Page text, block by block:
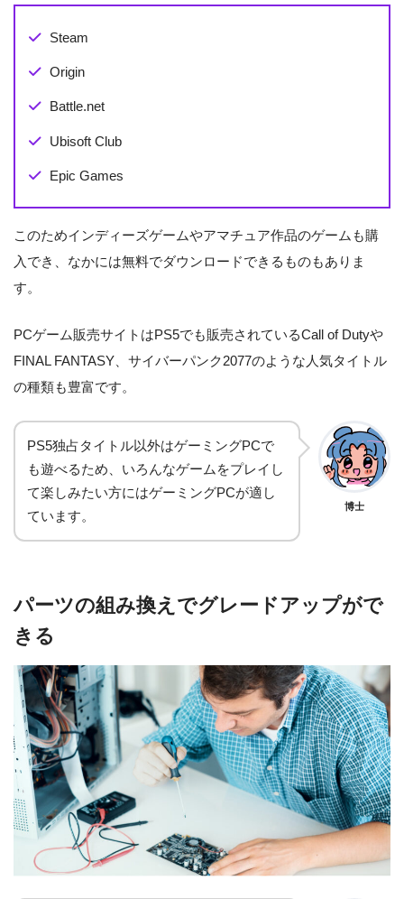
Steam
Origin
Battle.net
Ubisoft Club
Epic Games
このためインディーズゲームやアマチュア作品のゲームも購
入でき、なかには無料でダウンロードできるものもありま
す。
PCゲーム販売サイトはPS5でも販売されているCall of Dutyや
FINAL FANTASY、サイバーパンク2077のような人気タイトル
の種類も豊富です。
PS5独占タイトル以外はゲーミングPCで
も遊べるため、いろんなゲームをプレイし
て楽しみたい方にはゲーミングPCが適し
ています。
博士
パーツの組み換えでグレードアップがで
きる